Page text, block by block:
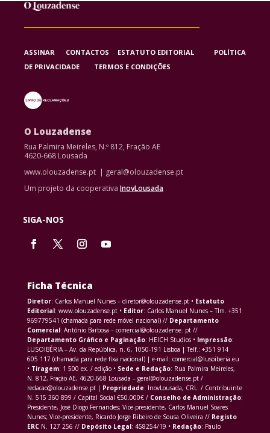
ASSINAR CONTACTOS ESTATUTO EDITORIAL POLÍTICA
DE PRIVACIDADE TERMOS E CONDIÇÕES
O Louzadense
Rua Palmira Meireles, N.º 812, Fração AE
4620-668 Lousada
www.olouzadense.pt | geral@olouzadense.pt
Um projeto da cooperativa InovLousada
SIGA-NOS
Ficha Técnica
Diretor: Carlos Manuel Nunes – diretor@olouzadense.pt • Estatuto
Editorial: www.olouzadense.pt • Editor: Carlos Manuel Nunes – Tlm. +351
969779541 (chamada para rede móvel nacional) // Departamento
Comercial: António Barbosa – comercial@olouzadense. pt //
Departamento Gráfico e Paginação: HEICH Studios • Impressão:
LUSOIBÉRIA – Av. da República, n. 6, 1050-191 Lisboa | Telf.: +351 914
605 117 (chamada para rede fixa nacional) | e-mail: comercial@lusoiberia.eu
• Tiragem: 1 500 ex. / edição • Sede e Redação: Rua Palmira Meireles,
N. 812, Fração AE, 4620-668 Lousada – geral@olouzadense.pt /
redacao@olouzadense.pt | Propriedade: InovLousada, CRL. / Contribuinte
N. 515 360 899 / Capital Social €50.000€ / Conselho de Administração:
Presidente, José Diogo Fernandes; Vice-presidente, Carlos Manuel Soares
Nunes; Vice-presidente, Ricardo Jorge Ribeiro de Sousa Oliveira // Registo
ERCN. 127 256 // Depósito Legal: 458254/19 • Redação: Paulo